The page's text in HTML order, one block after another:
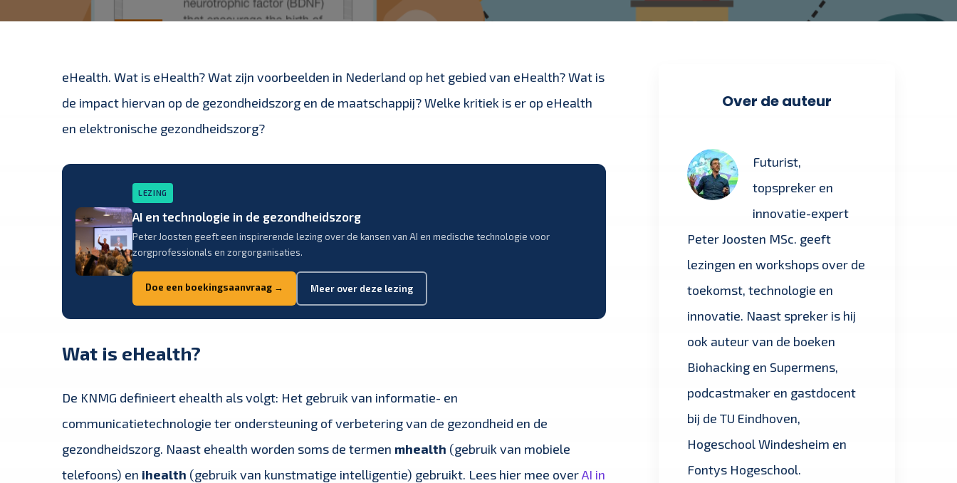
eHealth. Wat is eHealth? Wat zijn voorbeelden in Nederland op het gebied van eHealth? Wat is
de impact hiervan op de gezondheidszorg en de maatschappij? Welke kritiek is er op eHealth
en elektronische gezondheidszorg?
LEZING
AI en technologie in de gezondheidszorg
Peter Joosten geeft een inspirerende lezing over de kansen van AI en medische technologie voor
zorgprofessionals en zorgorganisaties.
Doe een boekingsaanvraag → Meer over deze lezing
Wat is eHealth?
De KNMG definieert ehealth als volgt: Het gebruik van informatie- en
communicatietechnologie ter ondersteuning of verbetering van de gezondheid en de
gezondheidszorg. Naast ehealth worden soms de termen mhealth (gebruik van mobiele
telefoons) en ihealth (gebruik van kunstmatige intelligentie) gebruikt. Lees hier mee overAI in
Over de auteur
Futurist,
topspreker en
innovatie-expert
Peter Joosten MSc. geeft
lezingen en workshops over de
toekomst, technologie en
innovatie. Naast spreker is hij
ook auteur van de boeken
Biohacking en Supermens,
podcastmaker en gastdocent
bij de TU Eindhoven,
Hogeschool Windesheim en
Fontys Hogeschool.